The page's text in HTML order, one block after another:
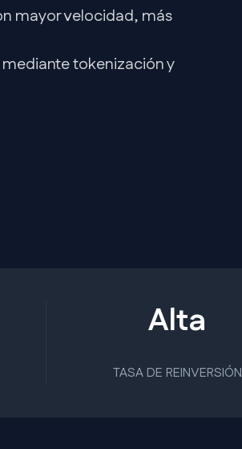
mayor velocidad, más
tokenización y
Alta
TASA DE REINVERSIÓN